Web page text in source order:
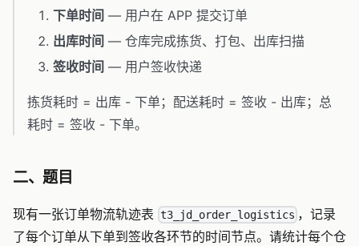
下单时间 — 用户在 APP 提交订单
出库时间 — 仓库完成拣货、打包、出库扫描
签收时间 — 用户签收快递
拣货耗时 = 出库 - 下单；配送耗时 = 签收 - 出库；总
耗时 = 签收 - 下单。
二、题目
现有一张订单物流轨迹表 t3_jd_order_logistics ，记录
了每个订单从下单到签收各环节的时间节点。请统计每个仓